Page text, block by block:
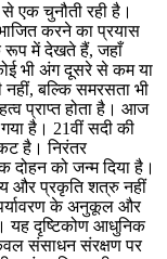
एक चुनौती रही है।
करने का प्रयास
रूप में देखते हैं, जहाँ
भी अंग दूसरे से कम या
नहीं, बल्कि समरसता भी
प्राप्त होता है। आज
है। 21वीं सदी की
है। निरंतर
दोहन को जन्म दिया है।
और प्रकृति शत्रु नहीं
के अनुकूल और
यह दृष्टिकोण आधुनिक
संसाधन संरक्षण पर